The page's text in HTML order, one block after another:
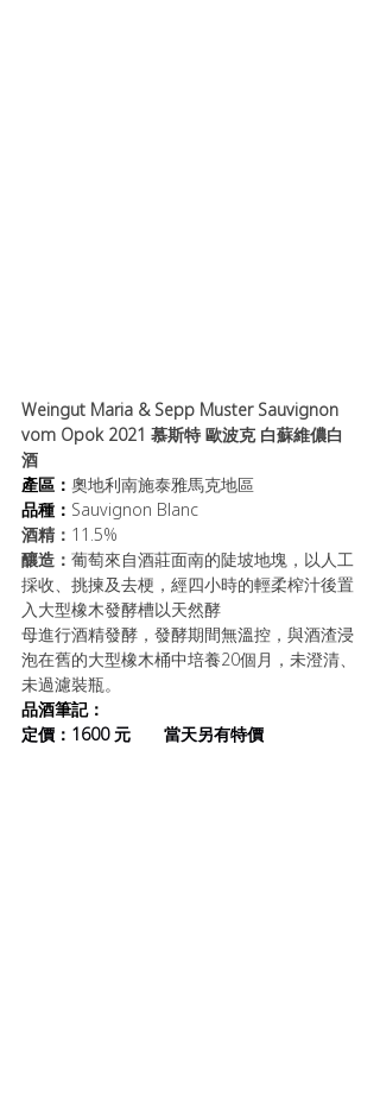
Weingut Maria & Sepp Muster Sauvignon
vom Opok 2021 慕斯特 歐波克 白蘇維儂白
酒
產區： 奧地利南施泰雅馬克地區
品種： Sauvignon Blanc
酒精： 11.5%
釀造： 葡萄來自酒莊面南的陡坡地塊，以人工
採收、挑揀及去梗，經四小時的輕柔榨汁後置
入大型橡木發酵槽以天然酵
母進行酒精發酵，發酵期間無溫控，與酒渣浸
泡在舊的大型橡木桶中培養20個月，未澄清、
未過濾裝瓶。
品酒筆記：
定價：1600 元       當天另有特價